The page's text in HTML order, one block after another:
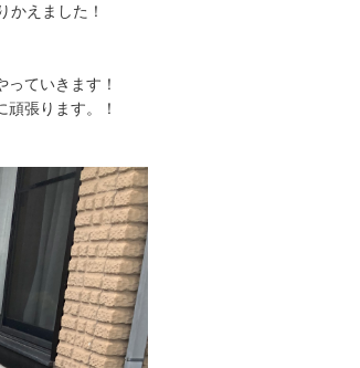
かえました！
ていきます！
張ります。！